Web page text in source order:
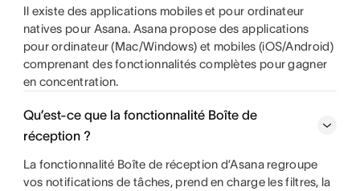
Il existe des applications mobiles et pour ordinateur
natives pour Asana. Asana propose des applications
pour ordinateur (Mac/Windows) et mobiles (iOS/Android)
comprenant des fonctionnalités complètes pour gagner
en concentration.
Qu’est-ce que la fonctionnalité Boîte de
réception ?
La fonctionnalité Boîte de réception d’Asana regroupe
vos notifications de tâches, prend en charge les filtres, la